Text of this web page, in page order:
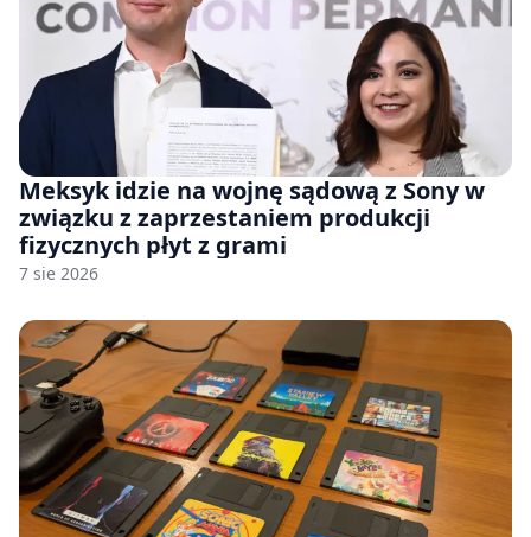
Meksyk idzie na wojnę sądową z Sony w
związku z zaprzestaniem produkcji
fizycznych płyt z grami
7 sie 2026